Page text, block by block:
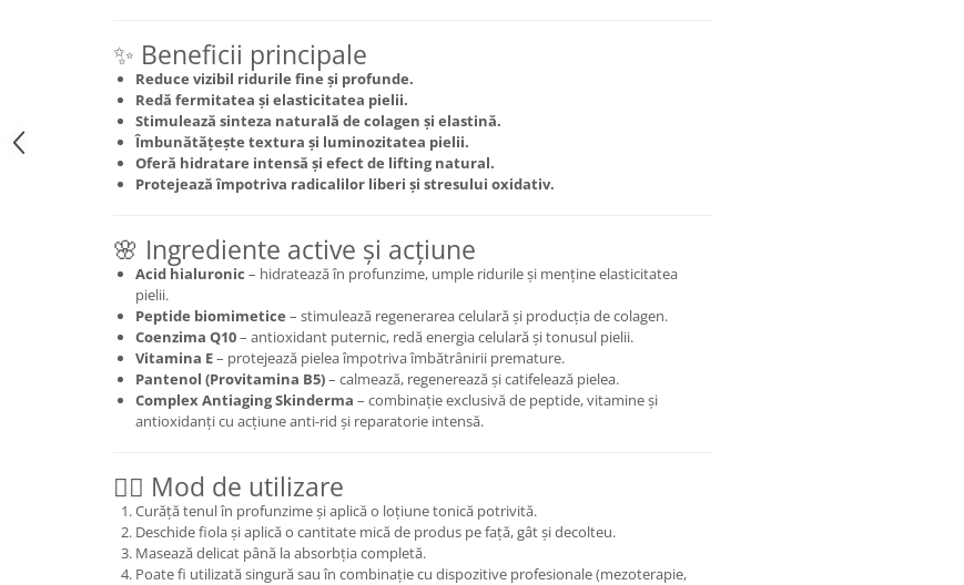
✨ Beneficii principale
Reduce vizibil ridurile fine și profunde.
Redă fermitatea și elasticitatea pielii.
Stimulează sinteza naturală de colagen și elastină.
Îmbunătățește textura și luminozitatea pielii.
Oferă hidratare intensă și efect de lifting natural.
Protejează împotriva radicalilor liberi și stresului oxidativ.
🌸 Ingrediente active și acțiune
Acid hialuronic – hidratează în profunzime, umple ridurile și menține elasticitatea
pielii.
Peptide biomimetice – stimulează regenerarea celulară și producția de colagen.
Coenzima Q10– antioxidant puternic, redă energia celulară și tonusul pielii.
Vitamina E– protejează pielea împotriva îmbătrânirii premature.
Pantenol (Provitamina B5)– calmează, regenerează și catifelează pielea.
Complex Antiaging Skinderma – combinație exclusivă de peptide, vitamine și
antioxidanți cu acțiune anti-rid și reparatorie intensă.
💆‍♀️ Mod de utilizare
Curăță tenul în profunzime și aplică o loțiune tonică potrivită.
Deschide fiola și aplică o cantitate mică de produs pe față, gât și decolteu.
Masează delicat până la absorbția completă.
Poate fi utilizată singură sau în combinație cu dispozitive profesionale (mezoterapie,